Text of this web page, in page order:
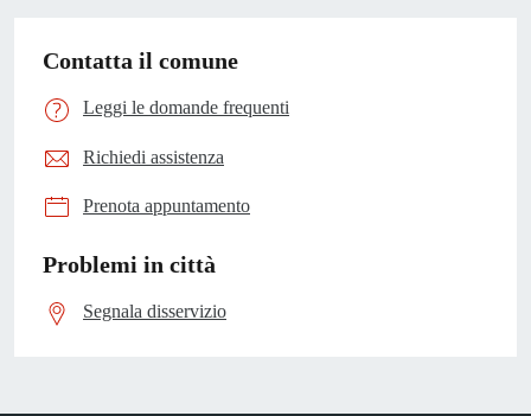
Contatta il comune
Leggi le domande frequenti
Richiedi assistenza
Prenota appuntamento
Problemi in città
Segnala disservizio